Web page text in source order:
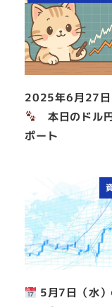
2025年6月27日
本日のドル
ポート
5月7日（水